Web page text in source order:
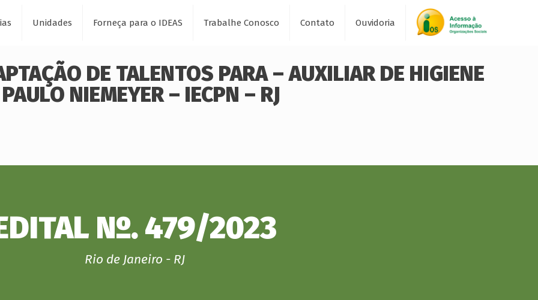
Unidades Forneça para o IDEAS Trabalhe Conosco Contato Ouvidoria
DE TALENTOS PARA – AUXILIAR DE HIGIENE
NIEMEYER – IECPN – RJ
Nº. 479/2023
Rio de Janeiro - RJ